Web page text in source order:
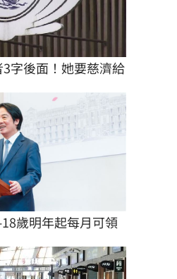
字後面！她要慈濟給
歲明年起每月可領